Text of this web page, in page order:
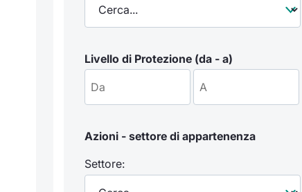
Livello di Protezione (da - a)
Azioni - settore di appartenenza
Settore: